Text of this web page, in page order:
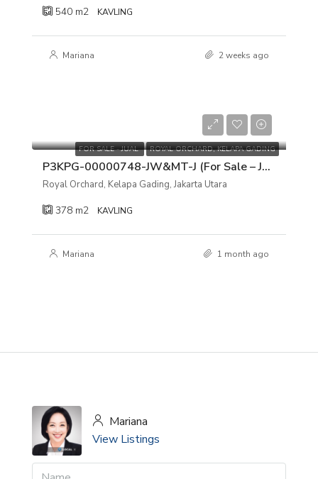
540 m2 KAVLING
Mariana 2 weeks ago
FOR SALE - JUAL ROYAL ORCHARD, KELAPA GADING
P3KPG-00000748-JW&MT-J (For Sale – Jual) Kavling Tanah Royal Orchard, Kelapa Gading, Jakarta Utara
Royal Orchard, Kelapa Gading, Jakarta Utara
378 m2 KAVLING
Mariana 1 month ago
Mariana
View Listings